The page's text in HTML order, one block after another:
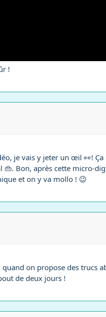
!
je vais y jeter un œil 👀!
👜. Bon, après cette micro-
et on y va mollo ! 😉
quand on propose des
de deux jours !